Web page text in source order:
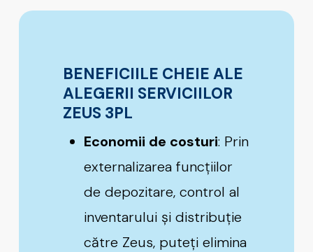
BENEFICIILE CHEIE ALE
ALEGERII SERVICIILOR
ZEUS 3PL
Economii de costuri: Prin
externalizarea funcțiilor
de depozitare, control al
inventarului și distribuție
către Zeus, puteți elimina